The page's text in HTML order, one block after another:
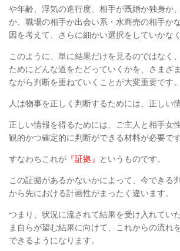
や年齢、浮気の進行度、相手が既婚か独身か
か、 職場の相手か出会い系・水商売の相手か
因を考えて、
さらに細かい選択をしていかな
このように、単に結果だけを見るのではなく、
ためにどんな道をたどっていくかを、
さまざ
ながら判断を重ねていくことが大変重要です。
人は物事を正しく判断するためには、正しい
正しい情報を得るためには、
ご主人と相手女
観的かつ確定的に判断ができる材料が必要です
すなわちこれが 『証拠』 というものです。
この証拠があるかないかによって、 今できる
から先における計画性がまったく違います。
つまり、状況に流されて結果を受け入れてい
ま自らが望む結果に向けて、これからの流れ
できるようになります。